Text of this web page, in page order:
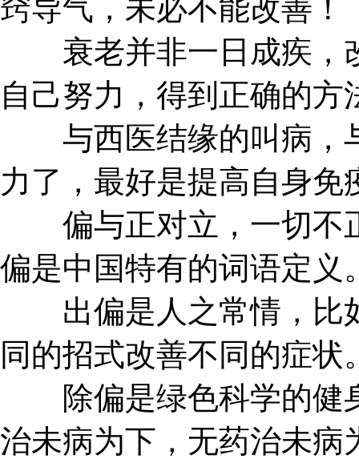
窍导气，未必不能改善！
衰老并非一日成疾，
自己努力，得到正确的方
与西医结缘的叫病，
力了，最好是提高自身免
偏与正对立，一切不
偏是中国特有的词语定义
出偏是人之常情，比
同的招式改善不同的症状
除偏是绿色科学的健
治未病为下，无药治未病